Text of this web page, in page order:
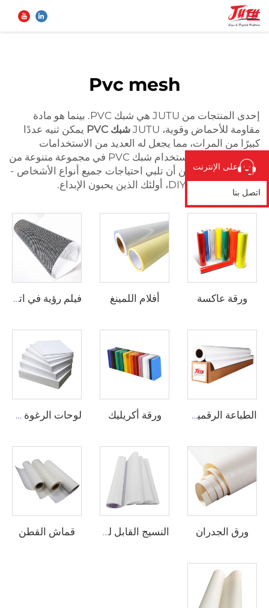
شبكة البولي فينيل كلورايد (PVC) الشبكية
...">
المنتجات
من نحن
تطبيق
اتصل بنا
على الإنترنت
اتصل بنا
Pvc mesh
إحدى المنتجات من JUTU هي شبك PVC. بينما هو مادة
مقاومة للأحماض وقوية، JUTU
شبك PVC
يمكن ثنيه عددًا
كبيرًا من المرات، مما يجعل له العديد من الاستخدامات
المحتملة. يمكنك استخدام شبك PVC في مجموعة متنوعة من
المشاريع التي يمكن أن تلبي احتياجات جميع أنواع الأشخاص -
من البناء إلى هواةDIY، أولئك الذين يحبون الإبداع.
ورقة عاكسة أفلام اللمينغ فيلم رؤية في اتجاه واحد
الطباعة الرقمية الفينيل ورقة أكريليك لوحات الرغوة من البيوفيك
ورق الجدران النسيج القابل للطباعة قماش القطن